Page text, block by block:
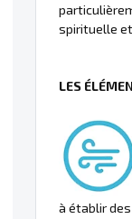
spirituelle
LES
à établir